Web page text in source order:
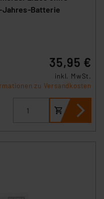
Jahres-Batterie
35,95 €
inkl. MwSt.
zu Versandkosten